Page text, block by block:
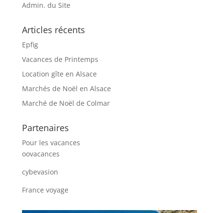
Admin. du Site
Articles récents
Epfig
Vacances de Printemps
Location gîte en Alsace
Marchés de Noël en Alsace
Marché de Noël de Colmar
Partenaires
Pour les vacances
oovacances
cybevasion
France voyage